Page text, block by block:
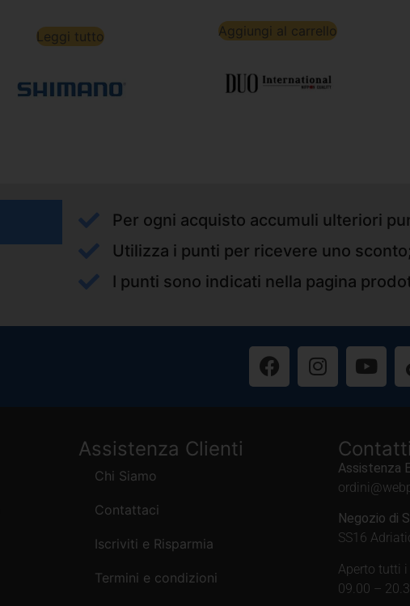
Leggi tutto Aggiungi al carrello
Per ogni acquisto accumuli ulteriori
Utilizza i punti per ricevere uno sconto;
I punti sono indicati nella pagina
Assistenza Clienti
Chi Siamo
Contattaci
Iscriviti e Risparmia
Termini e condizioni
Contatti
Assistenza
Negozio di
SS16
Aperto tutti
09.00 –